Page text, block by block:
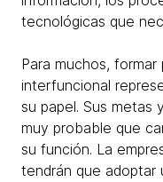
tecnológicas que
Para muchos,
interfuncional
su papel. Sus metas
muy probable que
su función. La
tendrán que adoptar